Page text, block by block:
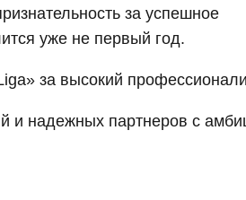
за успешное
уже не первый год.
за высокий
и надежных партнеров с